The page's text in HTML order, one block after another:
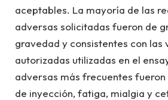
aceptables. La mayoría de las
adversas solicitadas fueron de
gravedad y consistentes con las
autorizadas utilizadas en el
adversas más frecuentes
de inyección, fatiga, mialgia y